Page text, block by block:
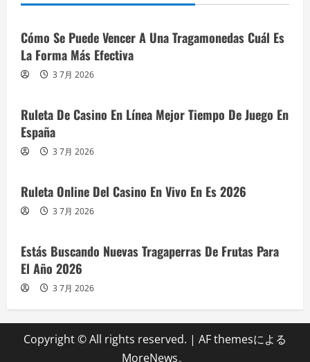
Cómo Se Puede Vencer A Una Tragamonedas Cuál Es
La Forma Más Efectiva
3 7月 2026
Ruleta De Casino En Línea Mejor Tiempo De Juego En
España
3 7月 2026
Ruleta Online Del Casino En Vivo En Es 2026
3 7月 2026
Estás Buscando Nuevas Tragaperras De Frutas Para
El Año 2026
3 7月 2026
Copyright © All rights reserved. | AF themesによる
MoreNews。